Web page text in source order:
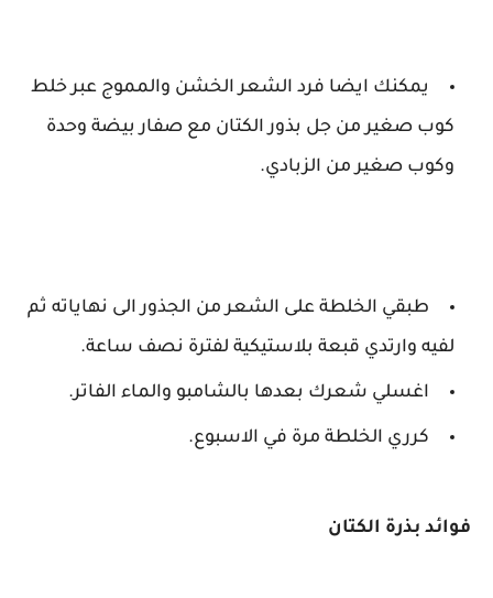
يمكنك ايضا فرد الشعر الخشن والمموج عبر خلط
كوب صغير من جل بذور الكتان مع صفار بيضة وحدة
وكوب صغير من الزبادي.
طبقي الخلطة على الشعر من الجذور الى نهاياته ثم
لفيه وارتدي قبعة بلاستيكية لفترة نصف ساعة.
اغسلي شعرك بعدها بالشامبو والماء الفاتر.
كرري الخلطة مرة في الاسبوع.
فوائد بذرة الكتان